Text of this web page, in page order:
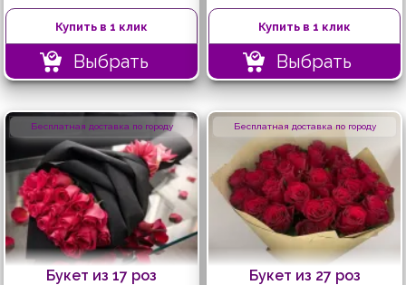
Купить в 1 клик
Выбрать
Купить в 1 клик
Выбрать
Бесплатная доставка по городу
Букет из 17 роз
Бесплатная доставка по городу
Букет из 27 роз